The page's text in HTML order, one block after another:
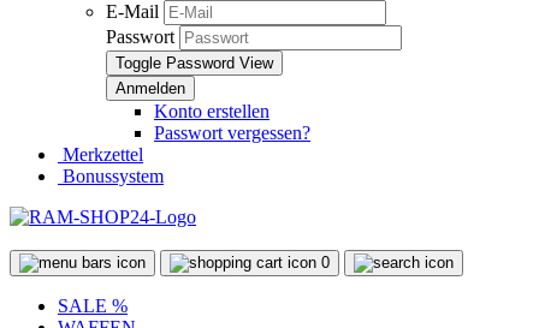
E-Mail
Passwort
Toggle Password View
Konto erstellen
Passwort vergessen?
Merkzettel
Bonussystem
0
SALE %